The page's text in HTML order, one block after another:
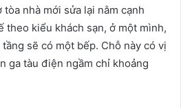
nhà mới sửa lại nằm cạnh
theo kiểu khách sạn, ở một mình,
sẽ có một bếp. Chỗ này có vị
ga tàu điện ngầm chỉ khoảng